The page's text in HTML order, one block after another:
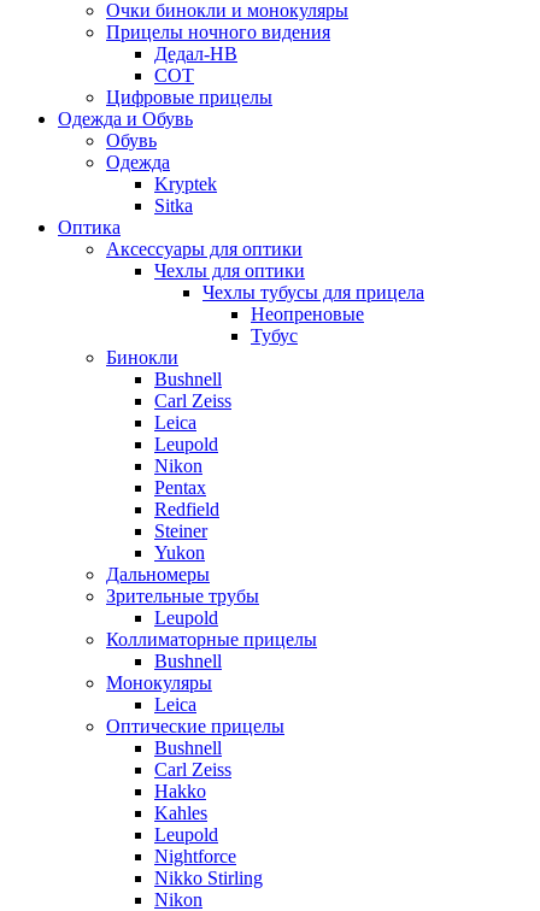
Очки бинокли и монокуляры
Прицелы ночного видения
Дедал-НВ
СОТ
Цифровые прицелы
Одежда и Обувь
Обувь
Одежда
Kryptek
Sitka
Оптика
Аксессуары для оптики
Чехлы для оптики
Чехлы тубусы для прицела
Неопреновые
Тубус
Бинокли
Bushnell
Carl Zeiss
Leica
Leupold
Nikon
Pentax
Redfield
Steiner
Yukon
Дальномеры
Зрительные трубы
Leupold
Коллиматорные прицелы
Bushnell
Монокуляры
Leica
Оптические прицелы
Bushnell
Carl Zeiss
Hakko
Kahles
Leupold
Nightforce
Nikko Stirling
Nikon